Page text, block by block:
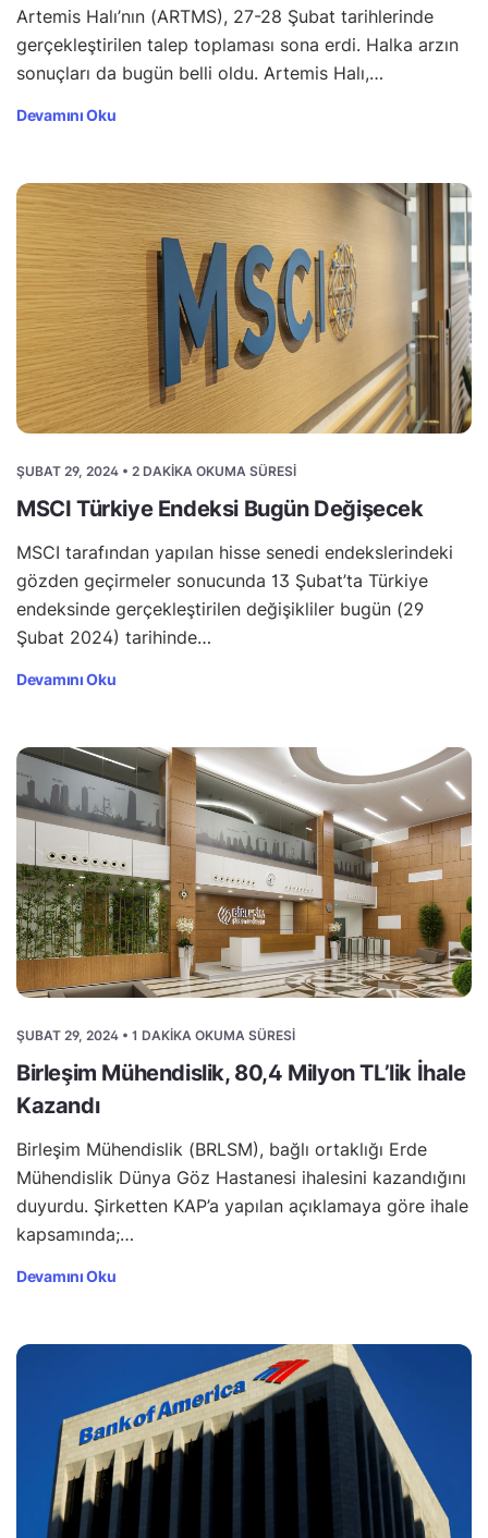
Artemis Halı’nın (ARTMS), 27-28 Şubat tarihlerinde
gerçekleştirilen talep toplaması sona erdi. Halka arzın
sonuçları da bugün belli oldu. Artemis Halı,…
Devamını Oku
ŞUBAT 29, 2024 • 2 DAKIKA OKUMA SÜRESI
MSCI Türkiye Endeksi Bugün Değişecek
MSCI tarafından yapılan hisse senedi endekslerindeki
gözden geçirmeler sonucunda 13 Şubat’ta Türkiye
endeksinde gerçekleştirilen değişikliler bugün (29
Şubat 2024) tarihinde…
Devamını Oku
ŞUBAT 29, 2024 • 1 DAKIKA OKUMA SÜRESI
Birleşim Mühendislik, 80,4 Milyon TL’lik İhale
Kazandı
Birleşim Mühendislik (BRLSM), bağlı ortaklığı Erde
Mühendislik Dünya Göz Hastanesi ihalesini kazandığını
duyurdu. Şirketten KAP’a yapılan açıklamaya göre ihale
kapsamında;…
Devamını Oku